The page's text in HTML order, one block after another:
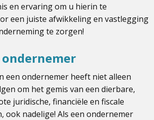
en ervaring om u hierin te
een juiste afwikkeling en vastlegging
te zorgen!
een ondernemer heeft niet alleen
om het gemis van een dierbare,
juridische, financiële en fiscale
ook nadelige! Als een ondernemer